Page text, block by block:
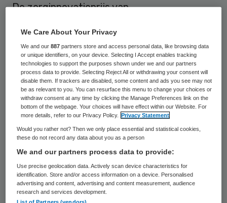
De zorginnovatieprijs van
apothekers in Salland. Zij krijgen de prijs
voor hun aandeel in het online zorgplatform
OZOverbindzorg.nl (OZO).
OZOis een gezamenlijk initiatief van
eerstelijnsorganisaties in Raalte om de
zorgverlening voor kwetsbare
thuiswonende cliënten te verbeteren. Met
behulp van een digitaal systeem is een
virtueel verzorgingshuis gecreëerd waarin
cliënten, mantelzorgers en zorgverleners
met elkaar kennis kunnen delen.
We Care About Your Privacy
We and our887 partners store and access personal data, like browsing data
or unique identifiers, on your device. Selecting I Accept enables tracking
technologies to support the purposes shown under we and our partners
process data to provide. Selecting Reject All or withdrawing your consent will
disable them. If trackers are disabled, some content and ads you see may not
be as relevant to you. You can resurface this menu to change your choices or
withdraw consent at any time by clicking the Manage Preferences link on the
bottom of the webpage. Your choices will have effect within our Website. For
more details, refer to our Privacy Policy.
Privacy Statement
Would you rather not? Then we only place essential and statistical cookies,
these do not record any data about you as a person
We and our partners process data to provide:
Use precise geolocation data. Actively scan device characteristics for
identification. Store and/or access information on a device. Personalised
advertising and content, advertising and content measurement, audience
research and services development.
List of Partners (vendors)